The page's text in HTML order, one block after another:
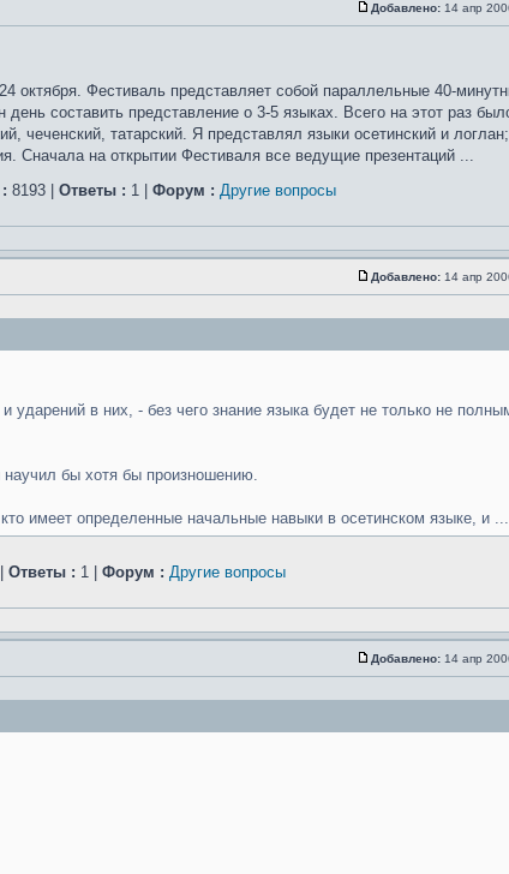
Добавлено: 14 апр
октября. Фестиваль представляет собой параллельные 40-
составить представление о 3-5 языках. Всего на этот раз
чеченский, татарский. Я представлял языки осетинский и логлан;
Сначала на открытии Фестиваля все ведущие презентаций ...
8193 | Ответы : 1 | Форум : Другие вопросы
Добавлено: 14 апр
ударений в них, - без чего знание языка будет не только не
научил бы хотя бы произношению.
имеет определенные начальные навыки в осетинском языке, и ...
Ответы : 1 | Форум : Другие вопросы
Добавлено: 14 апр